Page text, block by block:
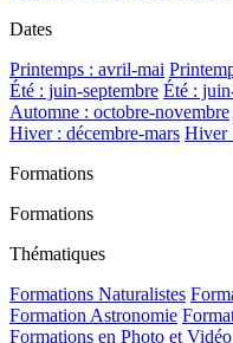
Dates
Printemps : avril-mai
Été : juin-septembre Été :
Automne : octobre-novembre
Hiver : décembre-mars Hiver
Formations
Formations
Thématiques
Formations Naturalistes
Formation Astronomie
Formations en Photo et Vidéo